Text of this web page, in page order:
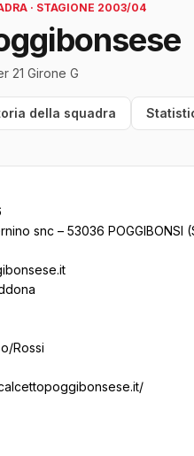
· STAGIONE 2003/04
21 Girone G
della squadra
snc – 53036 POGGIBONSI
Rossi